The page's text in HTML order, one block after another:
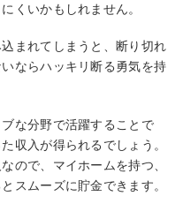
くいかもしれません。
まれてしまうと、断り切れ
ならハッキリ断る勇気を持
な分野で活躍することで
収入が得られるでしょう。
ので、マイホームを持つ、
スムーズに貯金できます。